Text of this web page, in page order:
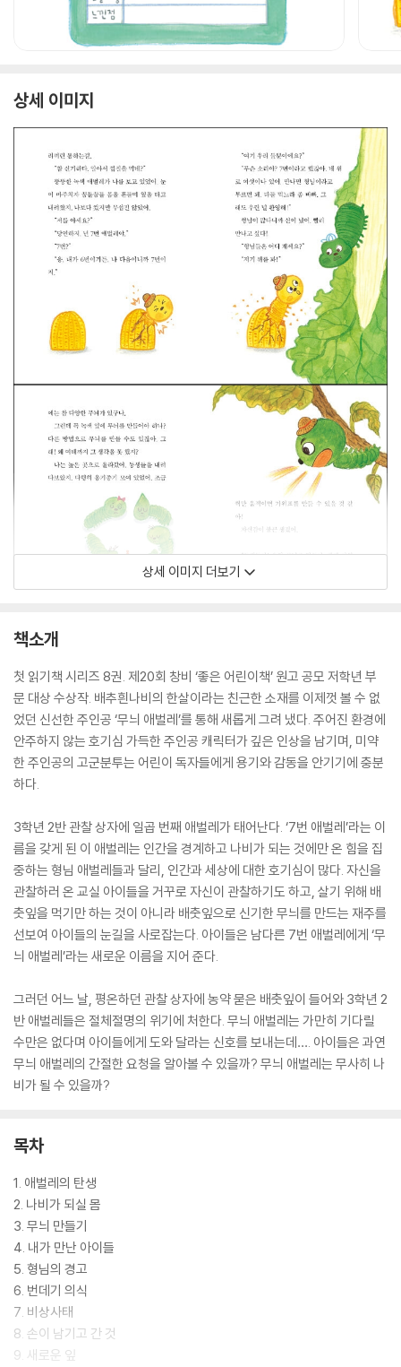
상세 이미지
상세 이미지 더보기
책소개
첫 읽기책 시리즈 8권. 제20회 창비 ‘좋은 어린이책’ 원고 공모 저학년 부
문 대상 수상작. 배추흰나비의 한살이라는 친근한 소재를 이제껏 볼 수 없
었던 신선한 주인공 ‘무늬 애벌레’를 통해 새롭게 그려 냈다. 주어진 환경에
안주하지 않는 호기심 가득한 주인공 캐릭터가 깊은 인상을 남기며, 미약
한 주인공의 고군분투는 어린이 독자들에게 용기와 감동을 안기기에 충분
하다.
3학년 2반 관찰 상자에 일곱 번째 애벌레가 태어난다. ‘7번 애벌레’라는 이
름을 갖게 된 이 애벌레는 인간을 경계하고 나비가 되는 것에만 온 힘을 집
중하는 형님 애벌레들과 달리, 인간과 세상에 대한 호기심이 많다. 자신을
관찰하러 온 교실 아이들을 거꾸로 자신이 관찰하기도 하고, 살기 위해 배
춧잎을 먹기만 하는 것이 아니라 배춧잎으로 신기한 무늬를 만드는 재주를
선보여 아이들의 눈길을 사로잡는다. 아이들은 남다른 7번 애벌레에게 ‘무
늬 애벌레’라는 새로운 이름을 지어 준다.
그러던 어느 날, 평온하던 관찰 상자에 농약 묻은 배춧잎이 들어와 3학년 2
반 애벌레들은 절체절명의 위기에 처한다. 무늬 애벌레는 가만히 기다릴
수만은 없다며 아이들에게 도와 달라는 신호를 보내는데…. 아이들은 과연
무늬 애벌레의 간절한 요청을 알아볼 수 있을까? 무늬 애벌레는 무사히 나
비가 될 수 있을까?
목차
1. 애벌레의 탄생
2. 나비가 되실 몸
3. 무늬 만들기
4. 내가 만난 아이들
5. 형님의 경고
6. 번데기 의식
7. 비상사태
8. 손이 남기고 간 것
9. 새로운 잎